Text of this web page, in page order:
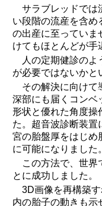
サラブレッドでは
い段階の流産を含め
の出産に至っていま
けてもほとんどが手
人の定期健診の
が必要ではないかと
その解決に向けて
深部にも届くコンベ
形状と優れた角度操
た。超音波診断装置
宮の胎盤厚をはじめ
に可能になりました。
この方法で、世界
とに成功しました。
3D画像を再構築
内の胎子の動きも示